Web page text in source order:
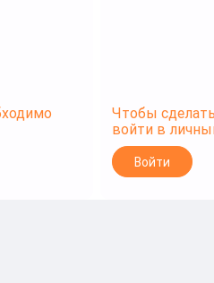
Чтобы
войти в
Войти